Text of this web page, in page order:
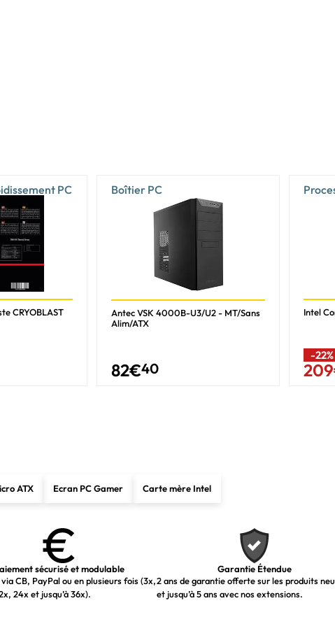
802.11a, 802.11b, 802.11g, Wi-Fi 4 (802.11n), Wi-Fi 5 (802.11ac)
Intel H610
7.1 canaux
PC
CRYOBLAST
Boîtier PC
Antec VSK 4000B-U3/U2 - MT/Sans
Alim/ATX
82€40
Intel
-22%
209
ATX Ecran PC Gamer Carte mère Intel
sécurisé et modulable
CB, PayPal ou en plusieurs fois (3x,
24x et jusqu’à 36x).
Garantie Étendue
2 ans de garantie offerte sur les produits
et jusqu’à 5 ans avec nos extensions.